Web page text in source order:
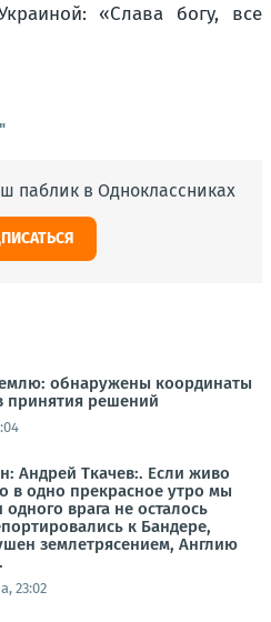
«Слава богу, все
паблик в Одноклассниках
обнаружены координаты
принятия решений
Андрей Ткачев:. Если живо
в одно прекрасное утро мы
врага не осталось
к Бандере,
землетрясением, Англию
23:02